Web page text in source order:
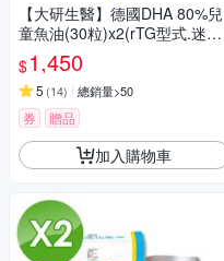
【大研生醫】德國DHA 80%兒
童魚油(30粒)x2(rTG型式.迷你
好吞兒童孕婦皆適用)
$1,450
5 (14) 總銷量>50
券 贈品
加入購物車